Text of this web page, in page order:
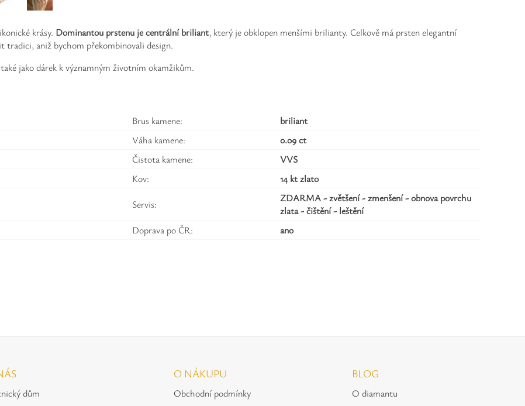
krásy. Dominantou prstenu je centrální briliant, který je obklopen menšími brilianty. Celkově má prsten elegantní
tradici, aniž bychom překombinovali design.
jako dárek k významným životním okamžikům.
Brus kamene:
briliant
Váha kamene:
0.09 ct
Čistota kamene:
VVS
Kov:
14 kt zlato
Servis:
ZDARMA - zvětšení - zmenšení - obnova povrchu
zlata - čištění - leštění
Doprava po ČR: ano
dům
O NÁKUPU
Obchodní podmínky
BLOG
O diamantu